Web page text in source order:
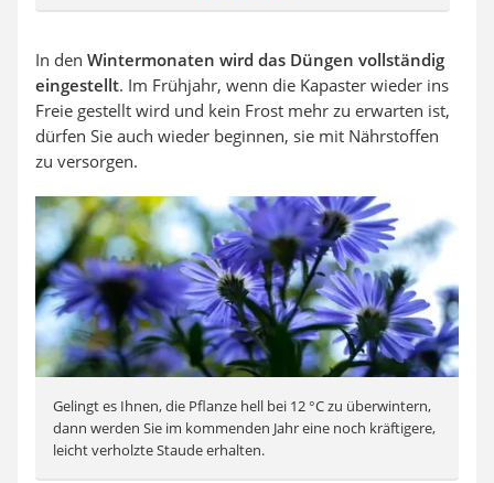
In den Wintermonaten wird das Düngen vollständig
eingestellt. Im Frühjahr, wenn die Kapaster wieder ins
Freie gestellt wird und kein Frost mehr zu erwarten ist,
dürfen Sie auch wieder beginnen, sie mit Nährstoffen
zu versorgen.
Gelingt es Ihnen, die Pflanze hell bei 12 °C zu überwintern,
dann werden Sie im kommenden Jahr eine noch kräftigere,
leicht verholzte Staude erhalten.